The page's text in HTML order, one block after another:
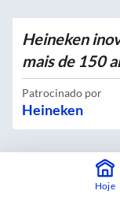
Heineken
mais de 150
Patrocinado por
Heineken
Quatro
Hoje